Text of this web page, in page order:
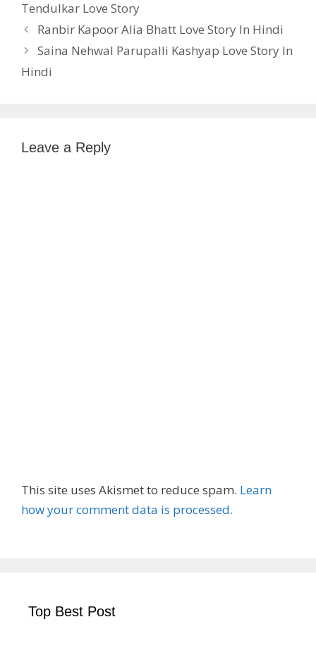
Tendulkar Love Story
Ranbir Kapoor Alia Bhatt Love Story In Hindi
Saina Nehwal Parupalli Kashyap Love Story In
Hindi
Leave a Reply
This site uses Akismet to reduce spam. Learn
how your comment data is processed.
Top Best Post